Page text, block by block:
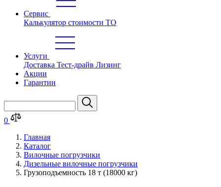
Сервис
Калькулятор стоимости ТО
Услуги
Доставка Тест-драйв Лизинг
Акции
Гарантии
0
Главная
Каталог
Вилочные погрузчики
Дизельные вилочные погрузчики
Грузоподъемность 18 т (18000 кг)